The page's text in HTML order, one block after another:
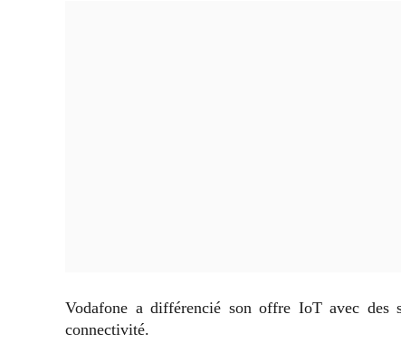
Vodafone a différencié son offre IoT avec des
connectivité.